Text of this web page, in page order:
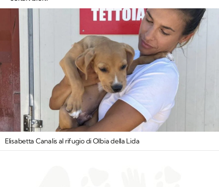
Elisabetta Canalis al rifugio di Olbia della Lida